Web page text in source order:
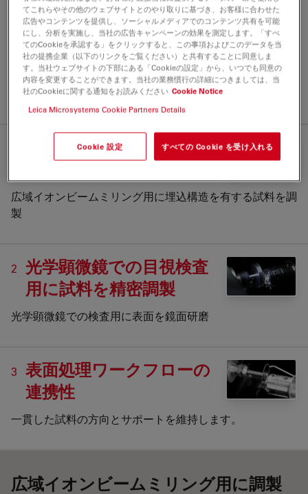
電子顕微鏡および光学顕微鏡による検
査に向けた断面試料作製の出発点とな
る装置です。
お客様のメリット
電子顕微鏡での観察に向
広域イオンビームミリング用に埋込構造を有する試料を調
製
2
光学顕微鏡での目視検査
用に試料を精密調製
光学顕微鏡での検査用に表面を鏡面研磨
3
表面処理ワークフローの
連携性
一貫した試料の方向とサポートを維持します。
広域イオンビームミリング用に調製
てこれらやその他のウェブサイトとのやり取りに基づき、お客様に合わせた
広告やコンテンツを提供し、ソーシャルメディアでのコンテンツ共有を可能
にし、分析を実施し、当社の広告キャンペーンの効果を測定します。「すべ
てのCookieを承認する」をクリックすると、この事項およびこのデータを当
社の提携企業（以下のリンクをご覧ください）と共有することに同意しま
す。当社ウェブサイトの下部にある「Cookieの設定」から、いつでも同意の
内容を変更することができます。当社の業務慣行の詳細につきましては、当
社のCookieに関する通知をお読みください Cookie Notice
Leica Microsystems Cookie Partners Details
Cookie 設定 すべての Cookie を受け入れる